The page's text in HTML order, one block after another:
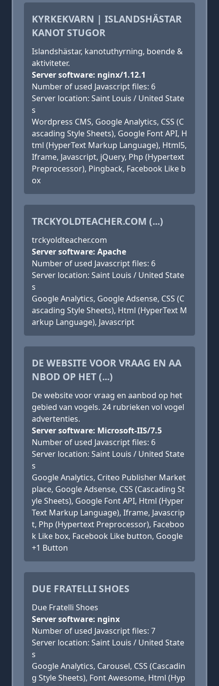
KYRKEKVARN | ISLANDSHÄSTAR
KANOT STUGOR
Islandshästar, kanotuthyrning, boende &
aktiviteter.
Server software: nginx/1.12.1
Number of used Javascript files: 6
Server location: Saint Louis / United State
s
Wordpress CMS, Google Analytics, CSS (C
ascading Style Sheets), Google Font API, H
tml (HyperText Markup Language), Html5,
Iframe, Javascript, jQuery, Php (Hypertext
Preprocessor), Pingback, Facebook Like b
ox
TRCKYOLDTEACHER.COM (...)
trckyoldteacher.com
Server software: Apache
Number of used Javascript files: 6
Server location: Saint Louis / United State
s
Google Analytics, Google Adsense, CSS (C
ascading Style Sheets), Html (HyperText M
arkup Language), Javascript
DE WEBSITE VOOR VRAAG EN AA
NBOD OP HET (...)
De website voor vraag en aanbod op het
gebied van vogels. 24 rubrieken vol vogel
advertenties.
Server software: Microsoft-IIS/7.5
Number of used Javascript files: 6
Server location: Saint Louis / United State
s
Google Analytics, Criteo Publisher Market
place, Google Adsense, CSS (Cascading St
yle Sheets), Google Font API, Html (Hyper
Text Markup Language), Iframe, Javascrip
t, Php (Hypertext Preprocessor), Faceboo
k Like box, Facebook Like button, Google
+1 Button
DUE FRATELLI SHOES
Due Fratelli Shoes
Server software: nginx
Number of used Javascript files: 7
Server location: Saint Louis / United State
s
Google Analytics, Carousel, CSS (Cascadin
g Style Sheets), Font Awesome, Html (Hyp